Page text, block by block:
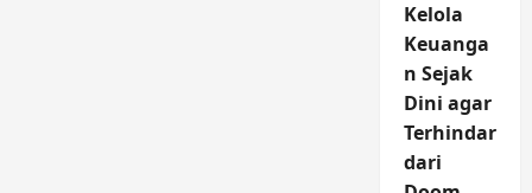
Kelola
Keuanga
n Sejak
Dini agar
Terhindar
dari